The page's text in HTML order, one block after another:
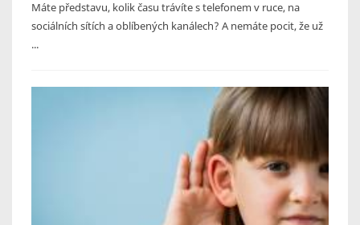
Máte představu, kolik času trávíte s telefonem v ruce, na
sociálních sítích a oblíbených kanálech? A nemáte pocit, že už
...